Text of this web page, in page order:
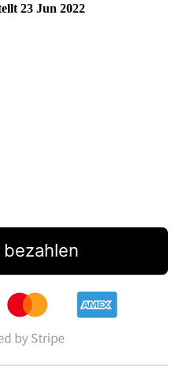
23 Jun 2022
bezahlen